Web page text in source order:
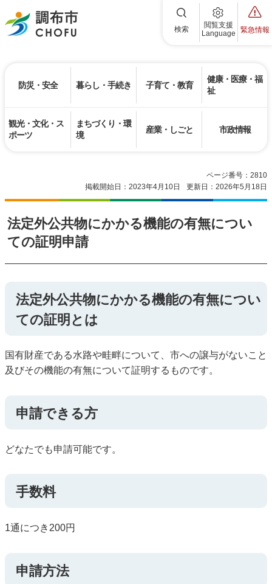
調布市 検索
閲覧支援
Language
緊急情報
防災・安全 暮らし・手続き 子育て・教育
健康・医療・福
祉
観光・文化・ス
ポーツ
まちづくり・環
境
産業・しごと 市政情報
ページ番号：2810
掲載開始日：2023年4月10日
更新日：2026年5月18日
法定外公共物にかかる機能の有無につい
ての証明申請
法定外公共物にかかる機能の有無につい
ての証明とは
国有財産である水路や畦畔について、市への譲与がないこと
及びその機能の有無について証明するものです。
申請できる方
どなたでも申請可能です。
手数料
1通につき200円
申請方法